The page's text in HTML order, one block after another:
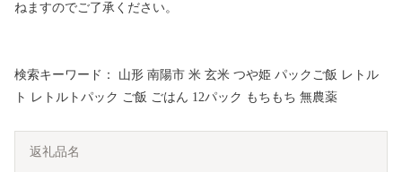
ねますのでご了承ください。
検索キーワード： 山形 南陽市 米 玄米 つや姫 パックご飯 レトル
ト レトルトパック ご飯 ごはん 12パック もちもち 無農薬
返礼品名